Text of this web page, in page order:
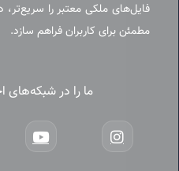
فایل‌های ملکی معتبر را
مطمئن برای کاربران فراهم سازد.
ما را در شبکه‌های